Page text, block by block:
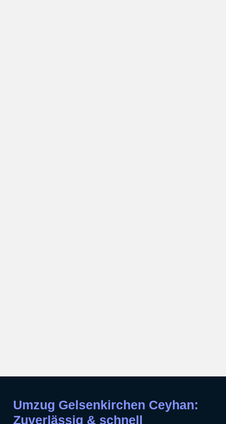
Umzug Gelsenkirchen Ceyhan:
Zuverlässig & schnell